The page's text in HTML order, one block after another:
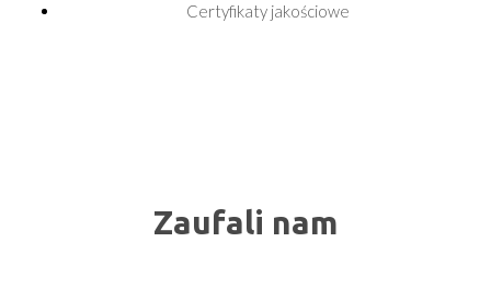
Certyfikaty jakościowe
Zaufali nam